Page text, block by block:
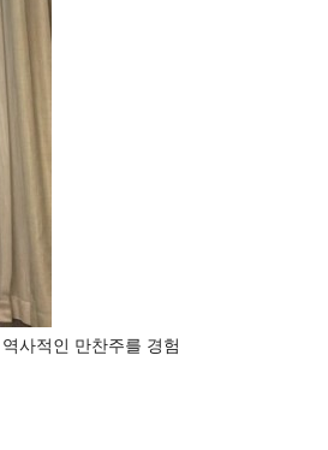
사적인 만찬주를 경험